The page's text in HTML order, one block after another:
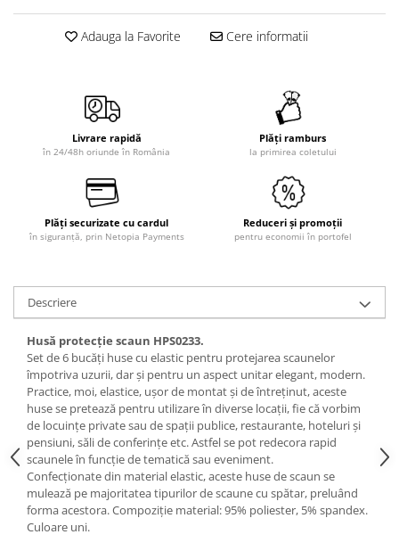
Adauga la Favorite Cere informatii
Livrare rapidă
în 24/48h oriunde în România
Plăți ramburs
la primirea coletului
Plăți securizate cu cardul
în siguranță, prin Netopia Payments
Reduceri și promoții
pentru economii în portofel
Descriere
Husă protecție scaun HPS0233.
Set de 6 bucăți huse cu elastic pentru protejarea scaunelor
împotriva uzurii, dar și pentru un aspect unitar elegant, modern.
Practice, moi, elastice, ușor de montat și de întreținut, aceste
huse se pretează pentru utilizare în diverse locații, fie că vorbim
de locuințe private sau de spații publice, restaurante, hoteluri și
pensiuni, săli de conferințe etc. Astfel se pot redecora rapid
scaunele în funcție de tematică sau eveniment.
Confecționate din material elastic, aceste huse de scaun se
mulează pe majoritatea tipurilor de scaune cu spătar, preluând
forma acestora. Compoziție material: 95% poliester, 5% spandex.
Culoare uni.